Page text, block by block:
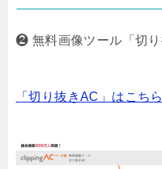
❷ 無料画像ツール「切り
「切り抜きAC」はこち